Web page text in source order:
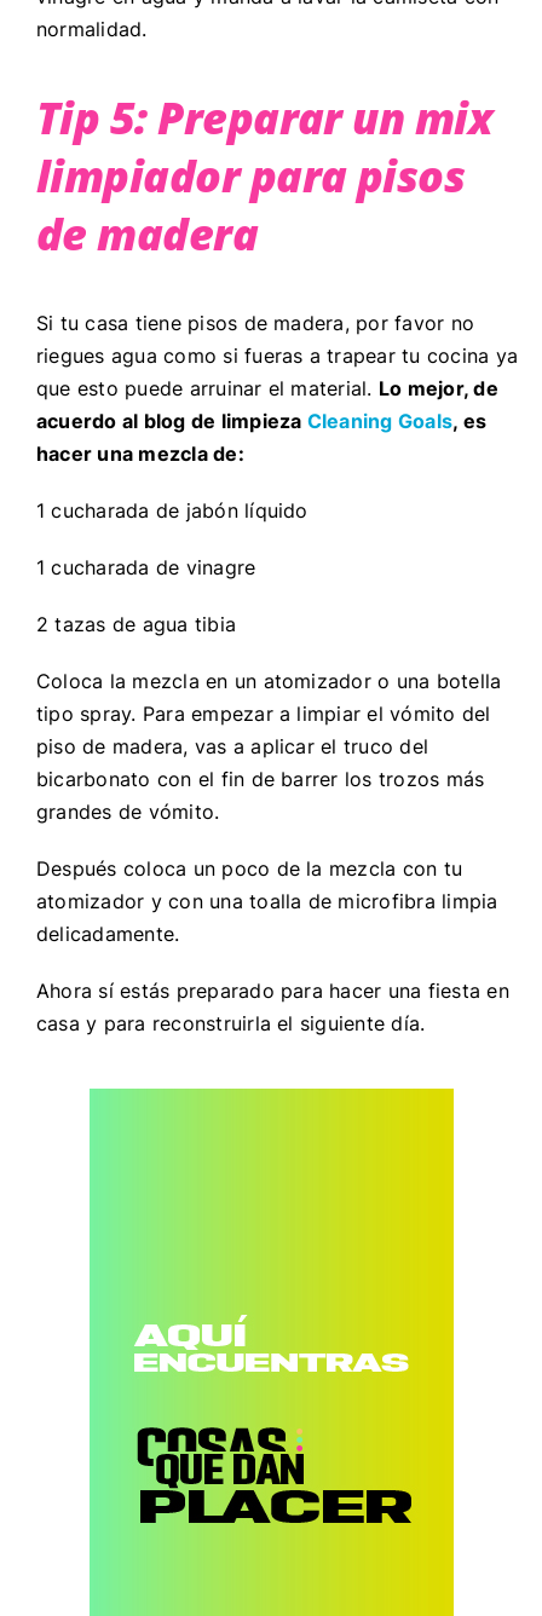
normalidad.
Tip 5: Preparar un mix
limpiador para pisos
de madera
Si tu casa tiene pisos de madera, por favor no
riegues agua como si fueras a trapear tu cocina ya
que esto puede arruinar el material. Lo mejor, de
acuerdo al blog de limpieza Cleaning Goals, es
hacer una mezcla de:
1 cucharada de jabón líquido
1 cucharada de vinagre
2 tazas de agua tibia
Coloca la mezcla en un atomizador o una botella
tipo spray. Para empezar a limpiar el vómito del
piso de madera, vas a aplicar el truco del
bicarbonato con el fin de barrer los trozos más
grandes de vómito.
Después coloca un poco de la mezcla con tu
atomizador y con una toalla de microfibra limpia
delicadamente.
Ahora sí estás preparado para hacer una fiesta en
casa y para reconstruirla el siguiente día.